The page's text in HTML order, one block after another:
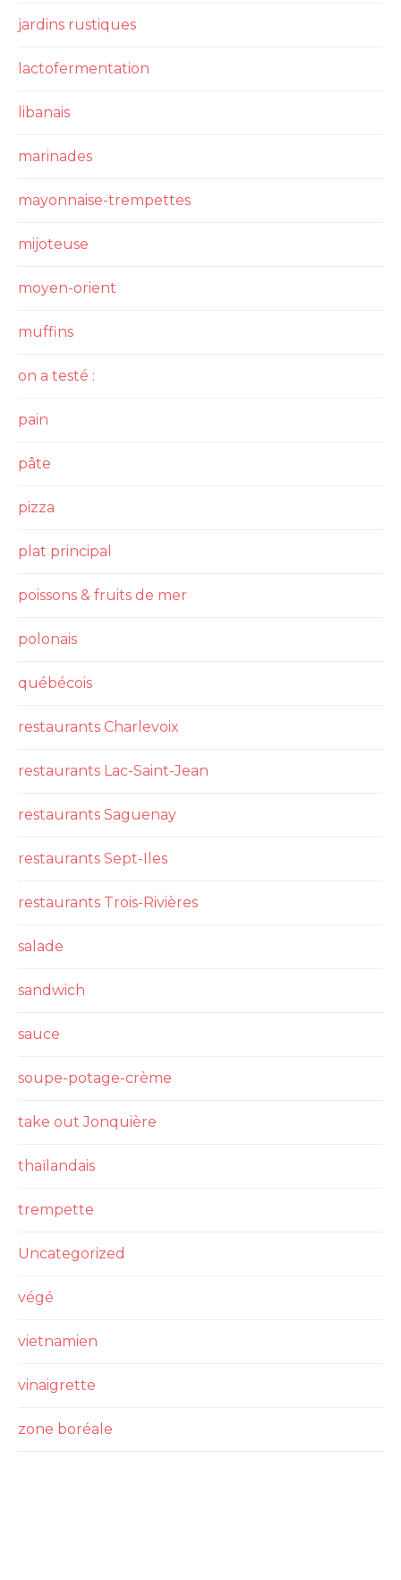
jardins rustiques
lactofermentation
libanais
marinades
mayonnaise-trempettes
mijoteuse
moyen-orient
muffins
on a testé :
pain
pâte
pizza
plat principal
poissons & fruits de mer
polonais
québécois
restaurants Charlevoix
restaurants Lac-Saint-Jean
restaurants Saguenay
restaurants Sept-Iles
restaurants Trois-Rivières
salade
sandwich
sauce
soupe-potage-crème
take out Jonquière
thaïlandais
trempette
Uncategorized
végé
vietnamien
vinaigrette
zone boréale